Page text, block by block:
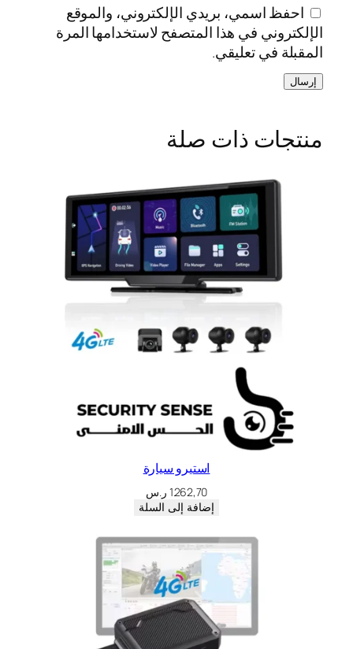
احفظ اسمي، بريدي الإلكتروني، والموقع
الإلكتروني في هذا المتصفح لاستخدامها المرة
المقبلة في تعليقي.
منتجات ذات صلة
استيرو سيارة
1.262,70 ر.س
إضافة إلى السلة